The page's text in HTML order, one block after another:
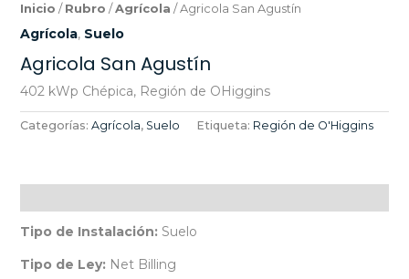
Inicio / Rubro /Agrícola / Agricola San Agustín
Agrícola, Suelo
Agricola San Agustín
402 kWp Chépica, Región de OHiggins
Categorías: Agrícola, Suelo Etiqueta: Región de O'Higgins
Tipo de Instalación: Suelo
Tipo de Ley: Net Billing